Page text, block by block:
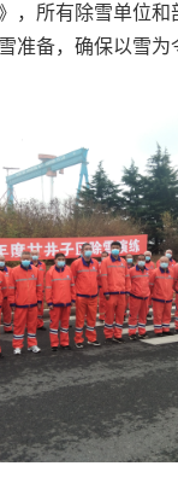
，所有除雪单位
准备，确保以雪为